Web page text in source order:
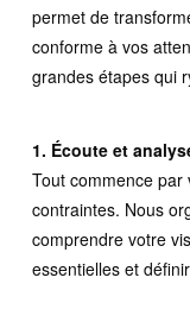
permet de
conforme à vos
grandes étapes qui
1. Écoute et
Tout commence par
contraintes. Nous
comprendre votre
essentielles et